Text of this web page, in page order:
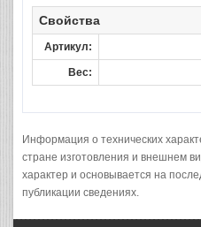
Свойства
Артикул:
Вес:
Информация о технических
стране изготовления и внешнем
характер и основывается на
публикации сведениях.